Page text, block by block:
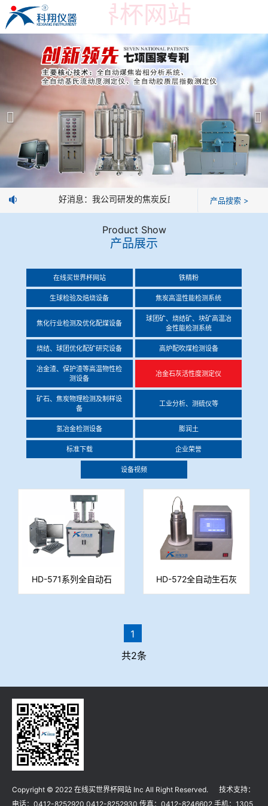
在线买世界杯网站
在线买世界杯网站
产品展示 ＞
焦炭高温性能检测系统
焦化行业检测及优化配煤设备
球团矿/烧结矿/块矿高温冶金性能检测系统
烧结/球团优化配矿研究设备
冶金渣、保护渣等高温物性检测设备
矿石、焦炭物理检测及制样设备
工业分析、测硫仪等
公司简介
在线买世界杯网站
企业业绩
技术交流
企业荣誉
在线买世界杯网站
好消息：我公司研发的焦炭反应性制样系统，全部制样
产品搜索 >
Product Show
产品展示
在线买世界杯网站 铁精粉
生球检验及焙烧设备 焦炭高温性能检测系统
焦化行业检测及优化配煤设备
球团矿、烧结矿、块矿高温冶
金性能检测系统
烧结、球团优化配矿研究设备 高炉配吹煤检测设备
冶金渣、保护渣等高温物性检
测设备
冶金石灰活性度测定仪
矿石、焦炭物理检测及制样设
备
工业分析、测硫仪等
氢冶金检测设备 膨润土
标准下载 企业荣誉
设备视频
HD-571系列全自动石
灰活性度测定仪
HD-572全自动生石灰
活性测定仪
1
共2条
Copyright © 2022 在线买世界杯网站 Inc All Right Reserved. 技术支持：
电话：0412-8252920 0412-8252930 传真：0412-8246602 手机：1305